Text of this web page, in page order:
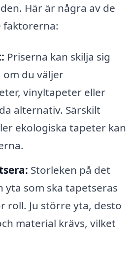
Här är några av de
faktorerna:
Priserna kan skilja sig
du väljer
vinyltapeter eller
alternativ. Särskilt
ekologiska tapeter kan
Storleken på det
yta som ska tapetseras
roll. Ju större yta, desto
material krävs, vilket